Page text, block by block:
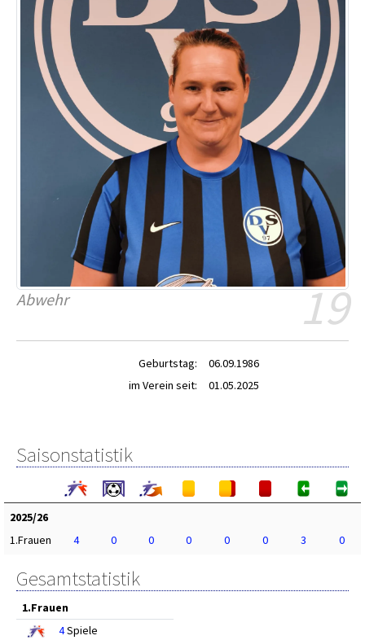
19
Abwehr
Geburtstag:
06.09.1986
im Verein seit:
01.05.2025
Saisonstatistik
2025/26
1.Frauen
4 0 0 0 0 0 3 0
Gesamtstatistik
1.Frauen
4Spiele